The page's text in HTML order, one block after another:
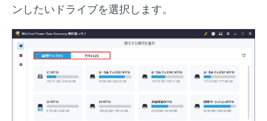
ンしたいドライブを選択します。